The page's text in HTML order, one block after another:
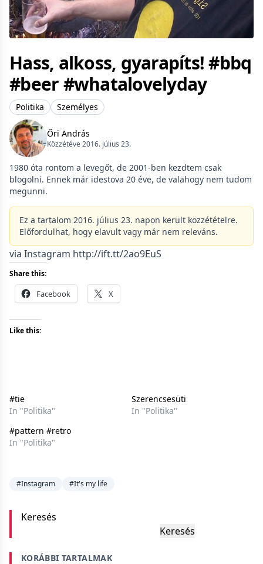
Hass, alkoss, gyarapíts! #bbq
#beer #whatalovelyday
Politika Személyes
Őri András
Közzétéve 2016. július 23.
1980 óta rontom a levegőt, de 2001-ben kezdtem csak
blogolni. Ennek már idestova 20 éve, de valahogy nem tudom
megunni.
Ez a tartalom 2016. július 23. napon került közzétételre.
Előfordulhat, hogy elavult vagy már nem releváns.
via Instagram http://ift.tt/2ao9EuS
Share this:
Facebook X
Like this:
#tie
In "Politika"
Szerencsesüti
In "Politika"
#pattern #retro
In "Politika"
#Instagram #It's my life
Keresés
Keresés
KORÁBBI TARTALMAK